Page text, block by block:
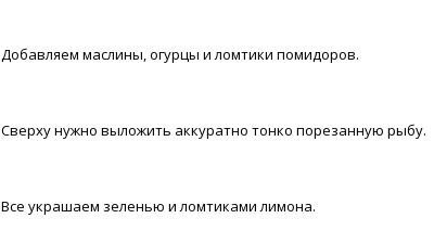
Добавляем маслины, огурцы и ломтики помидоров.
Сверху нужно выложить аккуратно тонко порезанную рыбу.
Все украшаем зеленью и ломтиками лимона.